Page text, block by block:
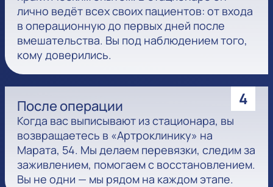
лично ведёт всех своих пациентов: от входа
в операционную до первых дней после
вмешательства. Вы под наблюдением того,
кому доверились.
4
После операции
Когда вас выписывают из стационара, вы
возвращаетесь в «Артроклинику» на
Марата, 54. Мы делаем перевязки, следим за
заживлением, помогаем с восстановлением.
Вы не одни — мы рядом на каждом этапе.